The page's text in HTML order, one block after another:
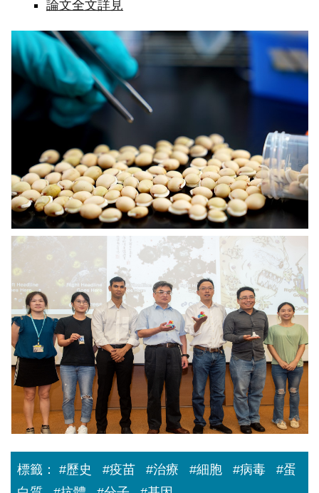
論文全文詳見
白
扁
豆
抗
研
究》
抓
得
住
病
毒！
中
研
院
扁
取
蛋
標籤： #歷史 #疫苗 #治療 #細胞 #病毒
#蛋